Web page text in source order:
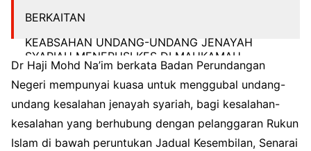
BERKAITAN
KEABSAHAN UNDANG-UNDANG JENAYAH
SYARIAH MENERUSI KES DI MAHKAMAH
PERSEKUTUAN (NIK ELIN ZURINA LAWAN
KERAJAAN NEGERI KELANTAN)
pic.twitter.com/HsJ1L7xGJz
— Dato’ Setia Dr.Na’im (@DSDrNaim)August 7,
2023
Dr Haji Mohd Na’im berkata Badan Perundangan
Negeri mempunyai kuasa untuk menggubal undang-
undang kesalahan jenayah syariah, bagi kesalahan-
kesalahan yang berhubung dengan pelanggaran Rukun
Islam di bawah peruntukan Jadual Kesembilan, Senarai